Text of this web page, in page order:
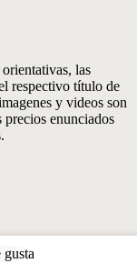
las
respectivo título de
y videos son
enunciados